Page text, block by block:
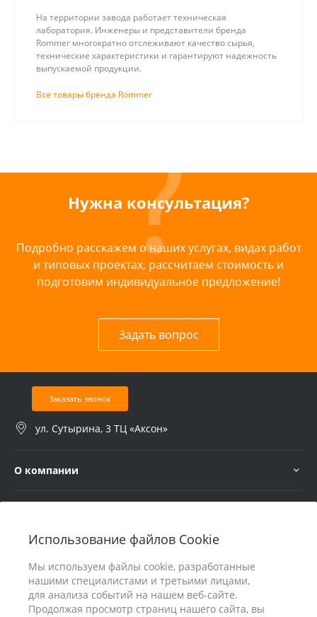
Использование файлов Cookie
Мы используем файлы cookie, разработанные
нашими специалистами и третьими лицами,
для анализа событий на нашем веб-сайте.
Продолжая просмотр страниц нашего сайта, вы
На территории завода работает техническая
лаборатория. Инженеры и представители бренда
Rommer многократно отслеживают качество сырья,
технические характеристики и гарантируют надежность
выпускаемой продукции.
Все товары бренда Rommer
Нужна консультация?
Подробно расскажем о наших услугах, видах работ
и типовых проектах, рассчитаем стоимость и
подготовим индивидуальное предложение!
Задать вопрос
Заказать звонок
ул. Сутырина, 3 ТЦ «Аксон»
О компании